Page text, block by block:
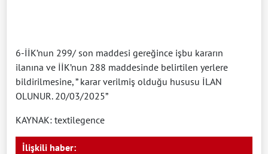
6-İİK’nun 299/ son maddesi gereğince işbu kararın
ilanına ve İİK’nun 288 maddesinde belirtilen yerlere
bildirilmesine, ” karar verilmiş olduğu hususu İLAN
OLUNUR. 20/03/2025”
KAYNAK: textilegence
İlişkili haber: